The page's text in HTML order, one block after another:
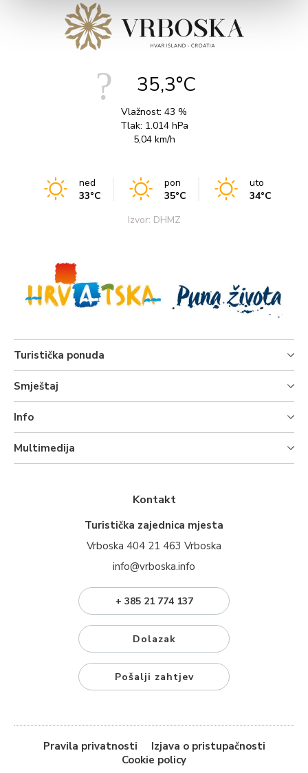
35,3°C
Vlažnost: 43 %
Tlak: 1.014 hPa
5,04 km/h
ned
33°C
pon
35°C
uto
34°C
Izvor: DHMZ
Turistička ponuda
Smještaj
Info
Multimedija
Kontakt
Turistička zajednica mjesta
Vrboska 404 21 463 Vrboska
info@vrboska.info
+ 385 21 774 137
Dolazak
Pošalji zahtjev
Pravila privatnosti
Izjava o pristupačnosti
Cookie policy